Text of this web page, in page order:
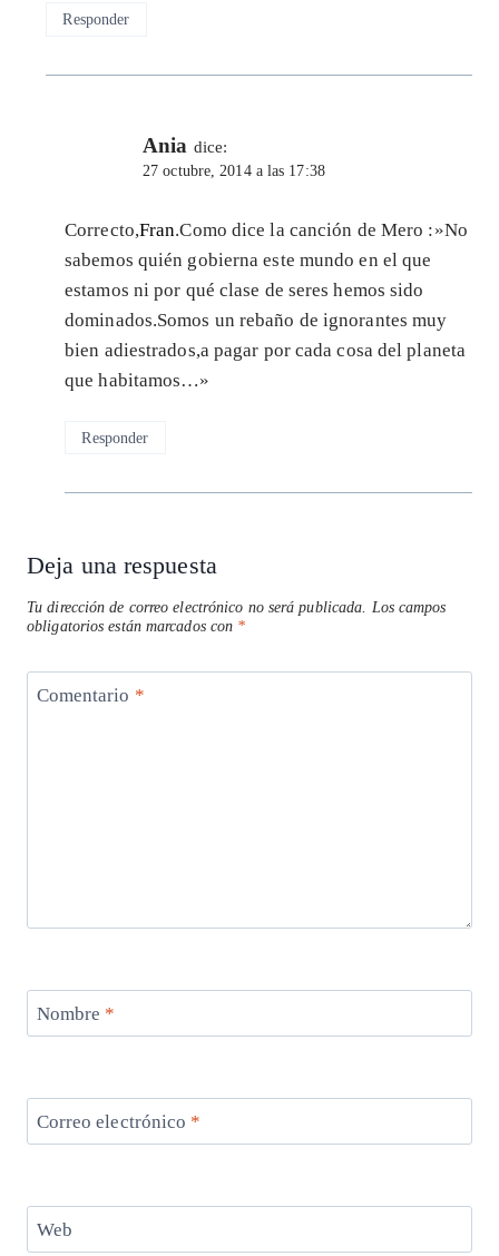
Responder
Ania dice:
27 octubre, 2014 a las 17:38
Correcto,Fran.Como dice la canción de Mero :»No
sabemos quién gobierna este mundo en el que
estamos ni por qué clase de seres hemos sido
dominados.Somos un rebaño de ignorantes muy
bien adiestrados,a pagar por cada cosa del planeta
que habitamos…»
Responder
Deja una respuesta
Tu dirección de correo electrónico no será publicada.
Los campos
obligatorios están marcados con *
Comentario *
Nombre *
Correo electrónico *
Web